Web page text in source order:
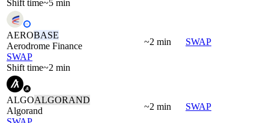
Shift time~5 min
AEROBASE
Aerodrome Finance
SWAP
Shift time~2 min
~2 min SWAP
ALGOALGORAND
Algorand
~2 min SWAP